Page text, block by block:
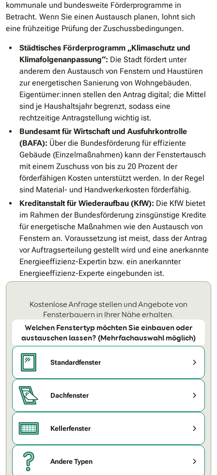
kommunale und bundesweite Förderprogramme in
Betracht. Wenn Sie einen Austausch planen, lohnt sich
eine frühzeitige Prüfung der Zuschussbedingungen.
Städtisches Förderprogramm „Klimaschutz und
Klimafolgenanpassung“: Die Stadt fördert unter
anderem den Austausch von Fenstern und Haustüren
zur energetischen Sanierung von Wohngebäuden.
Eigentümer:innen stellen den Antrag digital; die Mittel
sind je Haushaltsjahr begrenzt, sodass eine
rechtzeitige Antragstellung wichtig ist.
Bundesamt für Wirtschaft und Ausfuhrkontrolle
(BAFA): Über die Bundesförderung für effiziente
Gebäude (Einzelmaßnahmen) kann der Fenstertausch
mit einem Zuschuss von bis zu 20 Prozent der
förderfähigen Kosten unterstützt werden. In der Regel
sind Material- und Handwerkerkosten förderfähig.
Kreditanstalt für Wiederaufbau (KfW): Die KfW bietet
im Rahmen der Bundesförderung zinsgünstige Kredite
für energetische Maßnahmen wie den Austausch von
Fenstern an. Voraussetzung ist meist, dass der Antrag
vor Auftragserteilung gestellt wird und eine anerkannte
Energieeffizienz-Expertin bzw. ein anerkannter
Energieeffizienz-Experte eingebunden ist.
Kostenlose Anfrage stellen und Angebote von
Fensterbauern in Ihrer Nähe erhalten.
Welchen Fenstertyp möchten Sie einbauen oder
austauschen lassen? (Mehrfachauswahl möglich)
Standardfenster
Dachfenster
Kellerfenster
Andere Typen